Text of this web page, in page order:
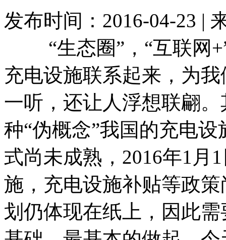
发布时间：2016-04-23 |
“生态圈”，“互联网+”
充电设施联系起来，为
一听，还让人浮想联翩
种“伪概念”我国的充电
式尚未成熟，2016年1月
施，充电设施补贴等政
划仍体现在纸上，因此